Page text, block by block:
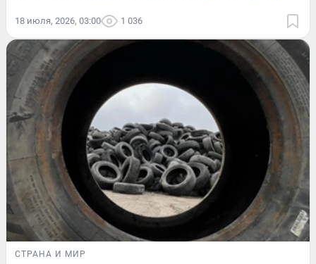
18 июля, 2026, 03:00 1 036
СТРАНА И МИР